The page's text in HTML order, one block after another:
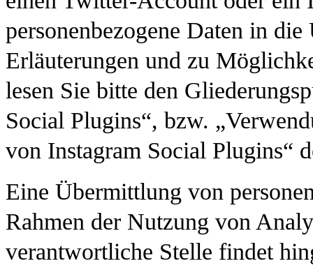
personenbezogene Daten in
Erläuterungen und zu
lesen Sie bitte den
Social Plugins“, bzw.
von Instagram Social Plugins“
Eine Übermittlung von
Rahmen der Nutzung von
verantwortliche Stelle findet